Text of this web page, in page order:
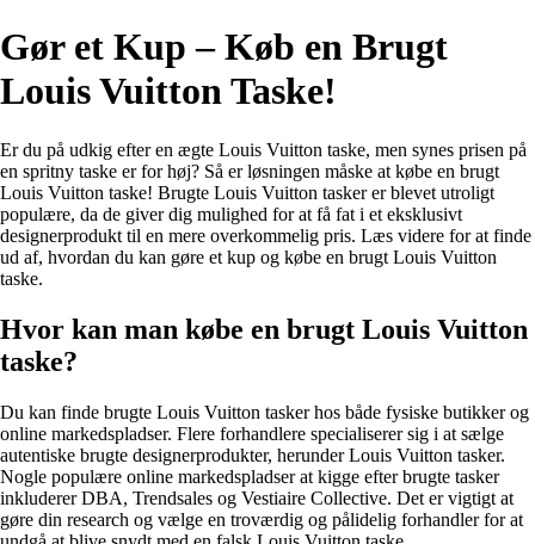
Gør et Kup – Køb en Brugt
Louis Vuitton Taske!
Er du på udkig efter en ægte Louis Vuitton taske, men synes prisen på
en spritny taske er for høj? Så er løsningen måske at købe en brugt
Louis Vuitton taske! Brugte Louis Vuitton tasker er blevet utroligt
populære, da de giver dig mulighed for at få fat i et eksklusivt
designerprodukt til en mere overkommelig pris. Læs videre for at finde
ud af, hvordan du kan gøre et kup og købe en brugt Louis Vuitton
taske.
Hvor kan man købe en brugt Louis Vuitton
taske?
Du kan finde brugte Louis Vuitton tasker hos både fysiske butikker og
online markedspladser. Flere forhandlere specialiserer sig i at sælge
autentiske brugte designerprodukter, herunder Louis Vuitton tasker.
Nogle populære online markedspladser at kigge efter brugte tasker
inkluderer DBA, Trendsales og Vestiaire Collective. Det er vigtigt at
gøre din research og vælge en troværdig og pålidelig forhandler for at